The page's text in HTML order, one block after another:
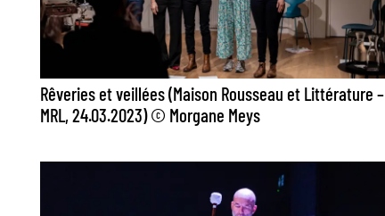
Rêveries et veillées (Maison Rousseau et Littérature –
MRL, 24.03.2023) © Morgane Meys